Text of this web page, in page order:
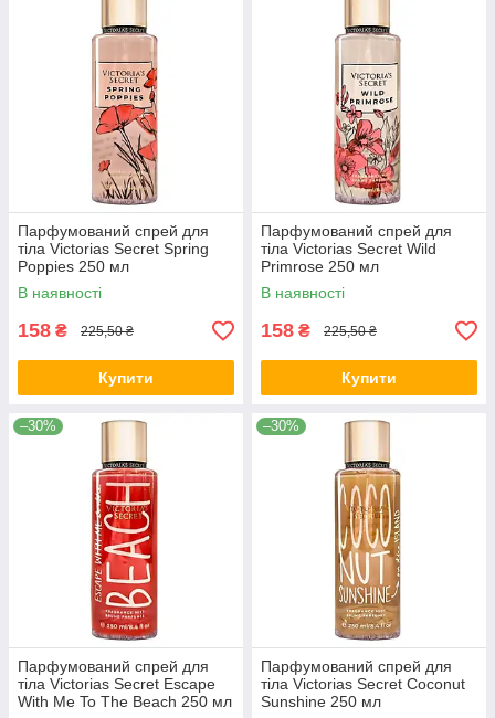
Парфумований спрей для
тіла Victorias Secret Spring
Poppies 250 мл
В наявності
158 ₴ 225,50 ₴
Купити
Парфумований спрей для
тіла Victorias Secret Wild
Primrose 250 мл
В наявності
158 ₴ 225,50 ₴
Купити
–30%
Парфумований спрей для
тіла Victorias Secret Escape
With Me To The Beach 250 мл
–30%
Парфумований спрей для
тіла Victorias Secret Coconut
Sunshine 250 мл